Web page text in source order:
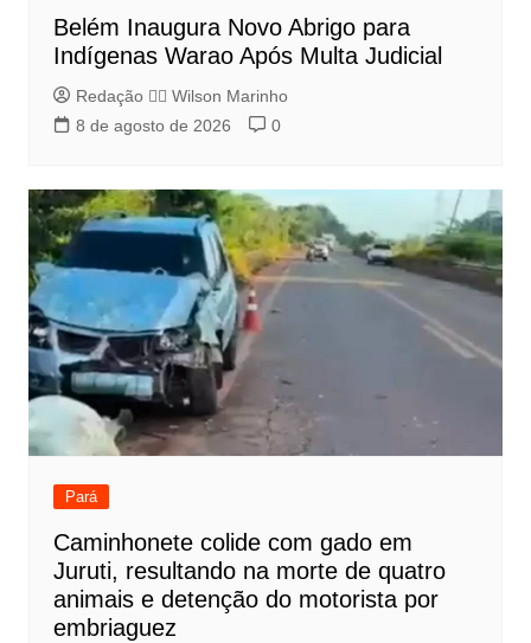
Belém Inaugura Novo Abrigo para
Indígenas Warao Após Multa Judicial
Redação 👨‍⚖️​ Wilson Marinho
8 de agosto de 2026
0
Pará
Caminhonete colide com gado em
Juruti, resultando na morte de quatro
animais e detenção do motorista por
embriaguez